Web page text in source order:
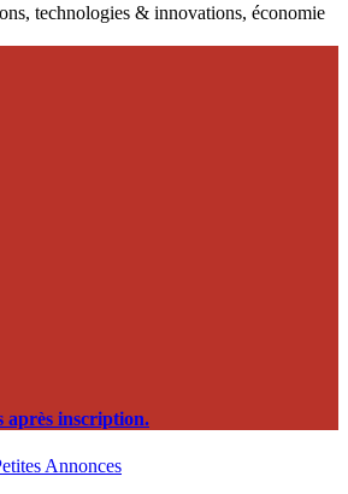
technologies & innovations, économie
après inscription.
Annonces